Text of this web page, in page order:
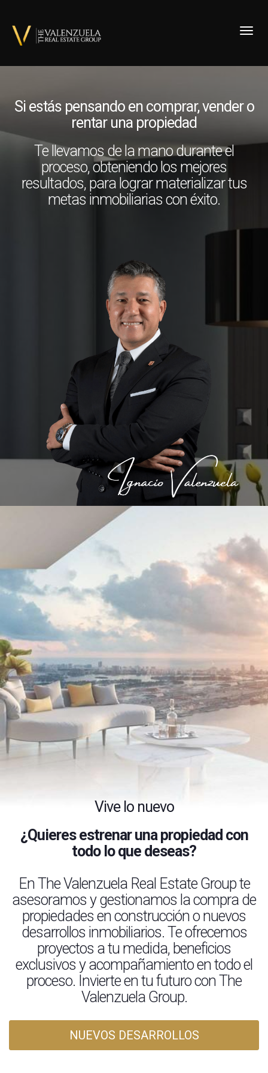
Si estás pensando en comprar, vender o
rentar una propiedad
Te llevamos de la mano durante el
proceso, obteniendo los mejores
resultados, para lograr materializar tus
metas inmobiliarias con éxito.
Vive lo nuevo
¿Quieres estrenar una propiedad con
todo lo que deseas?
En The Valenzuela Real Estate Group te
asesoramos y gestionamos la compra de
propiedades en construcción o nuevos
desarrollos inmobiliarios. Te ofrecemos
proyectos a tu medida, beneficios
exclusivos y acompañamiento en todo el
proceso. Invierte en tu futuro con The
Valenzuela Group.
NUEVOS DESARROLLOS